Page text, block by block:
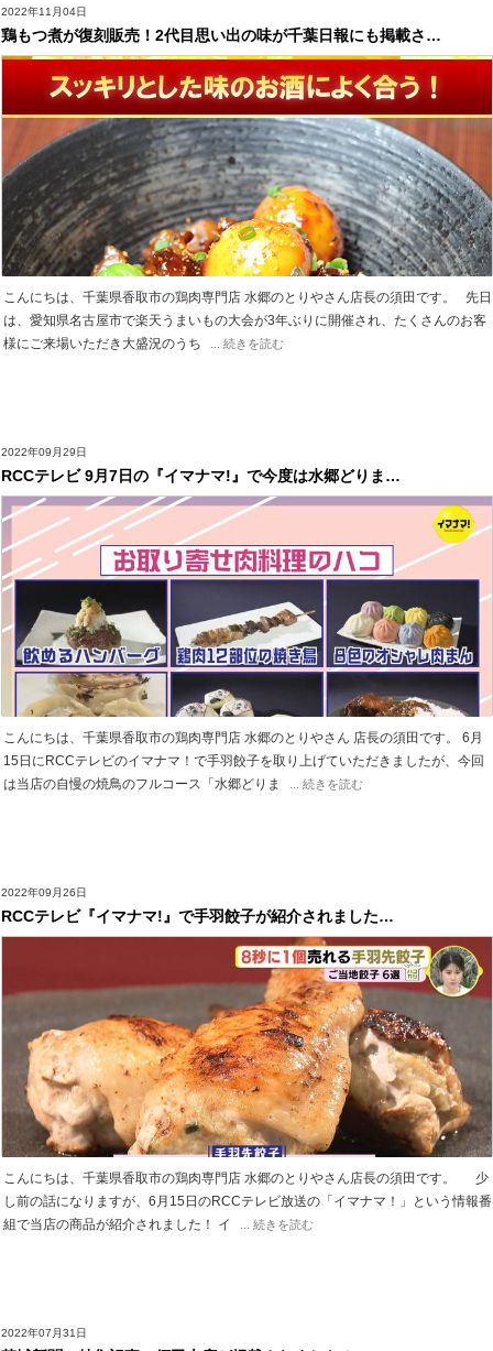
2022年11月04日
鶏もつ煮が復刻販売！2代目思い出の味が千葉日報にも掲載さ…
こんにちは、千葉県香取市の鶏肉専門店 水郷のとりやさん店長の須田です。 先日
は、愛知県名古屋市で楽天うまいもの大会が3年ぶりに開催され、たくさんのお客
様にご来場いただき大盛況のうち
... 続きを読む
2022年09月29日
RCCテレビ 9月7日の『イマナマ!』で今度は水郷どりま…
こんにちは、千葉県香取市の鶏肉専門店 水郷のとりやさん 店長の須田です。 6月
15日にRCCテレビのイマナマ！で手羽餃子を取り上げていただきましたが、今回
は当店の自慢の焼鳥のフルコース「水郷どりま
... 続きを読む
2022年09月26日
RCCテレビ『イマナマ!』で手羽餃子が紹介されました…
こんにちは、千葉県香取市の鶏肉専門店 水郷のとりやさん店長の須田です。 少
し前の話になりますが、6月15日のRCCテレビ放送の「イマナマ！」という情報番
組で当店の商品が紹介されました！ イ
... 続きを読む
2022年07月31日